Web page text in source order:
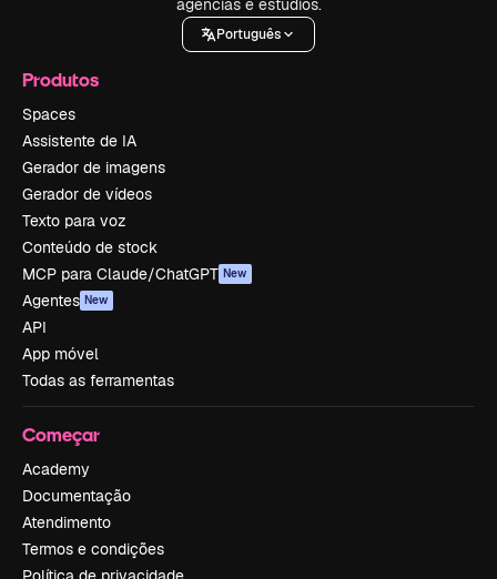
agências e estúdios.
Português
Produtos
Spaces
Assistente de IA
Gerador de imagens
Gerador de vídeos
Texto para voz
Conteúdo de stock
MCP para Claude/ChatGPT New
Agentes New
API
App móvel
Todas as ferramentas
Começar
Academy
Documentação
Atendimento
Termos e condições